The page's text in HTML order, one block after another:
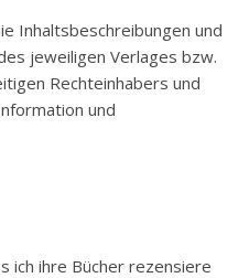
Inhaltsbeschreibungen und
jeweiligen Verlages bzw.
Rechteinhabers und
und
ich ihre Bücher rezensiere